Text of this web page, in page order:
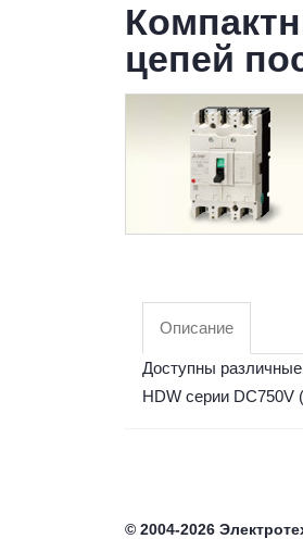
цепей
Описание
Доступны
HDW серии DC750V
© 2004-2026